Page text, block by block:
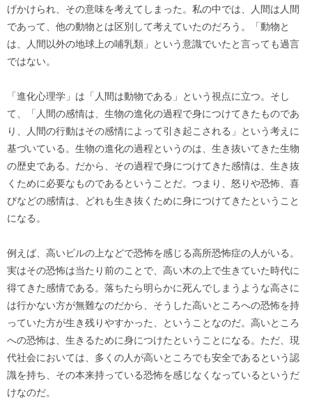
げかけられ、その意味を考えてしまった。私の中では、人間は人間
であって、他の動物とは区別して考えていたのだろう。「動物と
は、人間以外の地球上の哺乳類」という意識でいたと言っても過言
ではない。
「進化心理学」は「人間は動物である」という視点に立つ。そし
て、「人間の感情は、生物の進化の過程で身につけてきたものであ
り、人間の行動はその感情によって引き起こされる」という考えに
基づいている。生物の進化の過程というのは、生き抜いてきた生物
の歴史である。だから、その過程で身につけてきた感情は、生き抜
くために必要なものであるということだ。つまり、怒りや恐怖、喜
びなどの感情は、どれも生き抜くために身につけてきたということ
になる。
例えば、高いビルの上などで恐怖を感じる高所恐怖症の人がいる。
実はその恐怖は当たり前のことで、高い木の上で生きていた時代に
得てきた感情である。落ちたら明らかに死んでしまうような高さに
は行かない方が無難なのだから、そうした高いところへの恐怖を持
っていた方が生き残りやすかった、ということなのだ。高いところ
への恐怖は、生きるために身につけたということになる。ただ、現
代社会においては、多くの人が高いところでも安全であるという認
識を持ち、その本来持っている恐怖を感じなくなっているというだ
けなのだ。